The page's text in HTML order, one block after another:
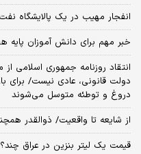
انفجار مهیب در یک پالایشگاه
خبر مهم برای دانش آموزان پایه
انتقاد روزنامه جمهوری
دولت قانونی، عادی نیست/ برای
دروغ و توطئه متوسل می‌شوند
از شایعه تا واقعیت/ ذوالقدر
قیمت یک لیتر بنزین در عراق چند؟